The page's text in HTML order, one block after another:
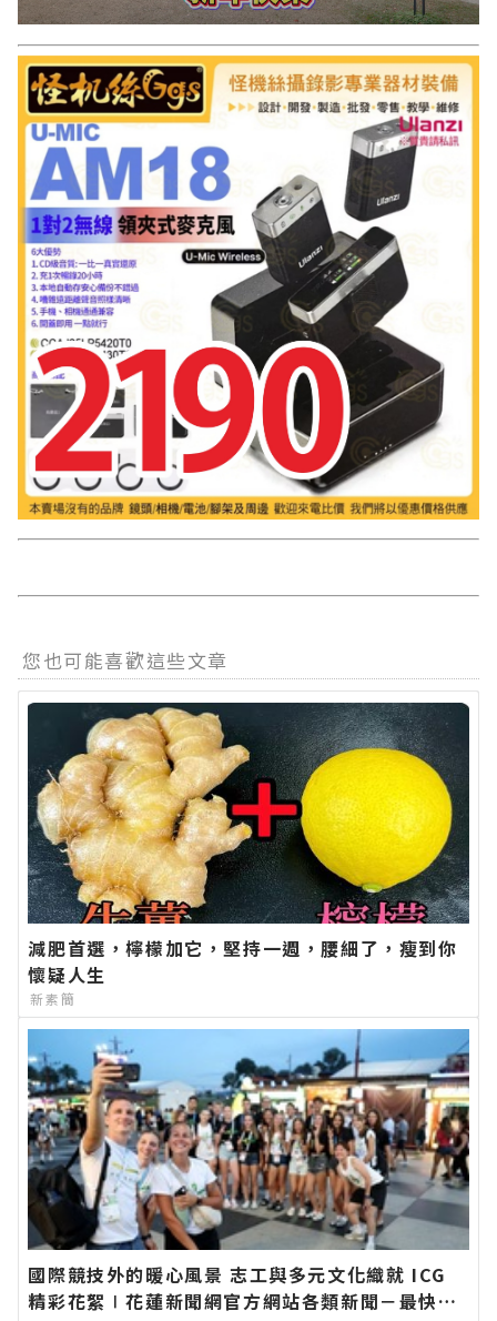
您也可能喜歡這些文章
減肥首選，檸檬加它，堅持一週，腰細了，瘦到你
懷疑人生
新素簡
國際競技外的暖心風景 志工與多元文化織就 ICG
精彩花絮∣花蓮新聞網官方網站各類新聞－最快速